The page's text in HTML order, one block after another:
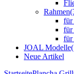
Rahmen
für
für
für
JOAL Modelle
Neue Artikel